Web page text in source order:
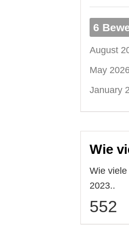
6
August
May
January
Wie
Wie
2023..
552